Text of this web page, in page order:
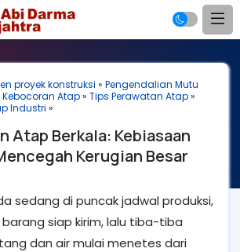
proyek konstruksi » Pengendalian Mutu
Kebocoran Atap» Tips Perawatan Atap»
Industri »
Atap Berkala: Kebiasaan
Kerugian Besar
sedang di puncak jadwal produksi,
siap kirim, lalu tiba-tiba
dan air mulai menetes dari